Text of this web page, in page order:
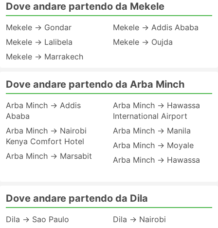
Dove andare partendo da Mekele
Mekele → Gondar
Mekele → Lalibela
Mekele → Marrakech
Mekele → Addis Ababa
Mekele → Oujda
Dove andare partendo da Arba Minch
Arba Minch → Addis
Ababa
Arba Minch → Nairobi
Kenya Comfort Hotel
Arba Minch → Marsabit
Arba Minch → Hawassa
International Airport
Arba Minch → Manila
Arba Minch → Moyale
Arba Minch → Hawassa
Dove andare partendo da Dila
Dila → Sao Paulo
Dila → Nairobi